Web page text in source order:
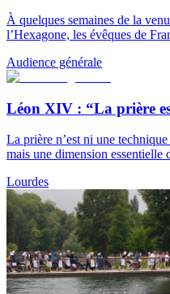
À quelques semaines de la
l’Hexagone, les évêques de
Audience générale
Léon XIV : “La prière
La prière n’est ni une
mais une dimension essentielle
Lourdes